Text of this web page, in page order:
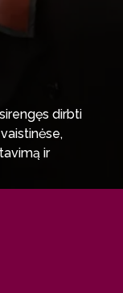
dirbti
ir
gamybos,